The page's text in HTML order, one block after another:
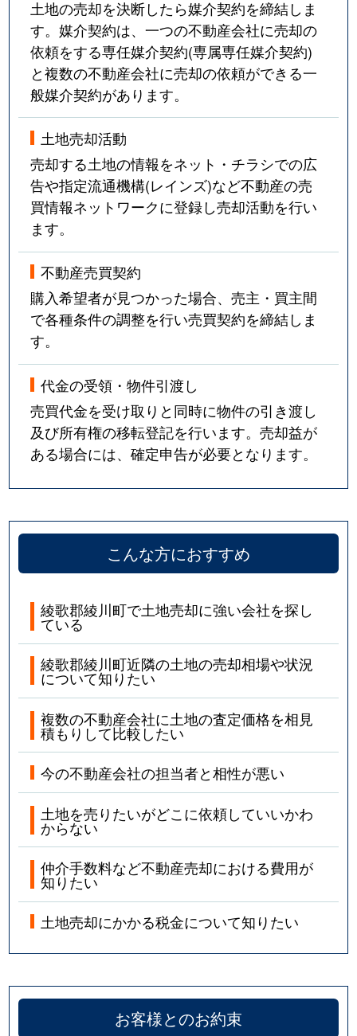
土地の売却を決断したら媒介契約を締結しま
す。媒介契約は、一つの不動産会社に売却の
依頼をする専任媒介契約(専属専任媒介契約)
と複数の不動産会社に売却の依頼ができる一
般媒介契約があります。
土地売却活動
売却する土地の情報をネット・チラシでの広
告や指定流通機構(レインズ)など不動産の売
買情報ネットワークに登録し売却活動を行い
ます。
不動産売買契約
購入希望者が見つかった場合、売主・買主間
で各種条件の調整を行い売買契約を締結しま
す。
代金の受領・物件引渡し
売買代金を受け取りと同時に物件の引き渡し
及び所有権の移転登記を行います。売却益が
ある場合には、確定申告が必要となります。
こんな方におすすめ
綾歌郡綾川町で土地売却に強い会社を探し
ている
綾歌郡綾川町近隣の土地の売却相場や状況
について知りたい
複数の不動産会社に土地の査定価格を相見
積もりして比較したい
今の不動産会社の担当者と相性が悪い
土地を売りたいがどこに依頼していいかわ
からない
仲介手数料など不動産売却における費用が
知りたい
土地売却にかかる税金について知りたい
お客様とのお約束